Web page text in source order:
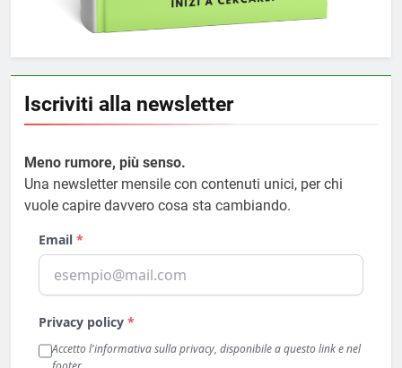
Iscriviti alla newsletter
Meno rumore, più senso.
Una newsletter mensile con contenuti unici, per chi
vuole capire davvero cosa sta cambiando.